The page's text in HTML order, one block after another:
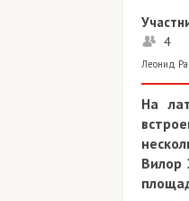
4
Леонид
На
Вилор